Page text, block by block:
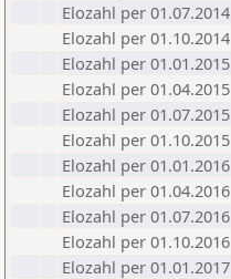
Elozahl per 01.07.2014
Elozahl per 01.10.2014
Elozahl per 01.01.2015
Elozahl per 01.04.2015
Elozahl per 01.07.2015
Elozahl per 01.10.2015
Elozahl per 01.01.2016
Elozahl per 01.04.2016
Elozahl per 01.07.2016
Elozahl per 01.10.2016
Elozahl per 01.01.2017